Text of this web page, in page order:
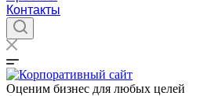
Контакты
Оценим бизнес для любых целей